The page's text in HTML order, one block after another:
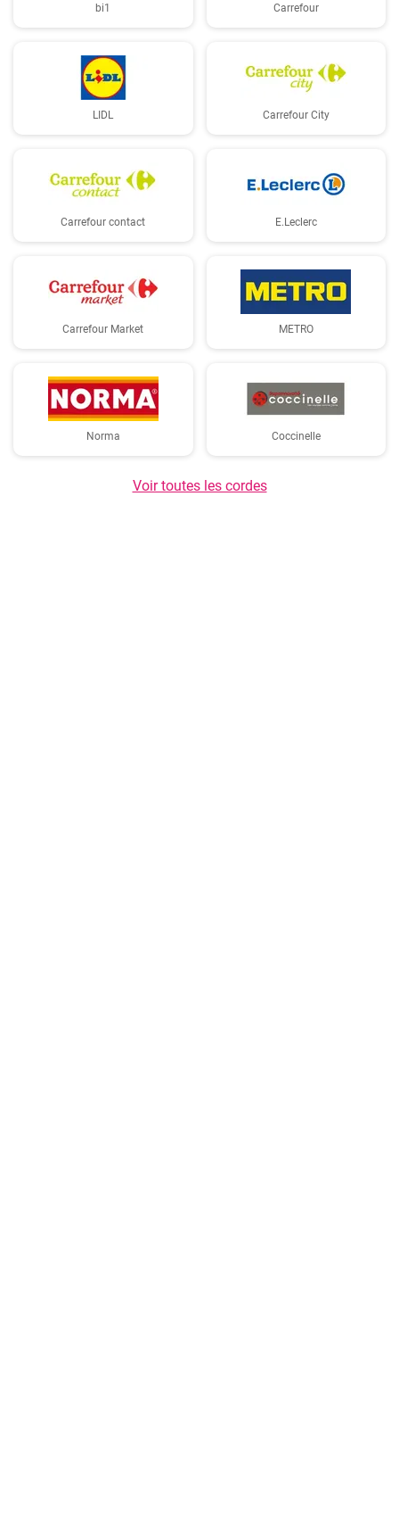
bi1 Carrefour
LIDL Carrefour City
Carrefour contact E.Leclerc
Carrefour Market METRO
Norma Coccinelle
Voir toutes les cordes